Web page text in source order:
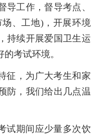
导工作，督导考点、
、工地)，开展环境
持续开展爱国卫生运
考试环境。
征，为广大考生和家
防，我们给出几点温
试期间应少量多次饮